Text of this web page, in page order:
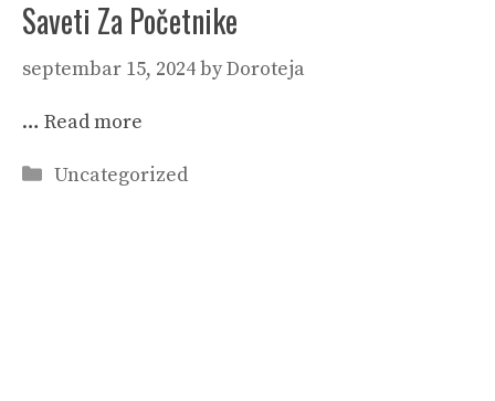
Saveti Za Početnike
septembar 15, 2024byDoroteja
… Read more
Categories
Uncategorized